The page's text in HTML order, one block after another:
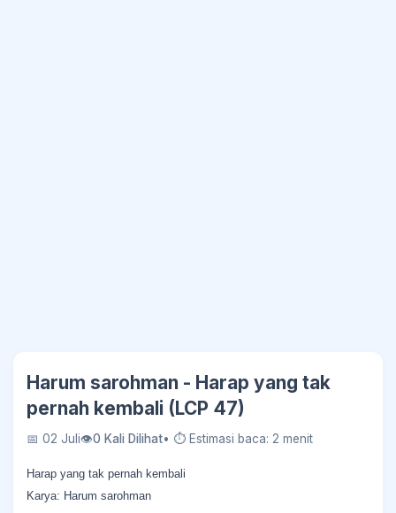
Harum sarohman - Harap yang tak
pernah kembali (LCP 47)
📅 02 Juli👁0 Kali Dilihat• ⏱ Estimasi baca: 2 menit
Harap yang tak pernah kembali
Karya: Harum sarohman